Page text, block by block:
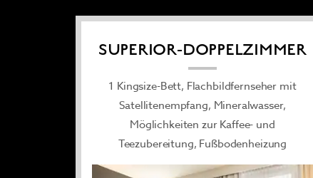
SUPERIOR-DOPPELZIMMER
1 Kingsize-Bett, Flachbildfernseher mit
Satellitenempfang, Mineralwasser,
Möglichkeiten zur Kaffee- und
Teezubereitung, Fußbodenheizung